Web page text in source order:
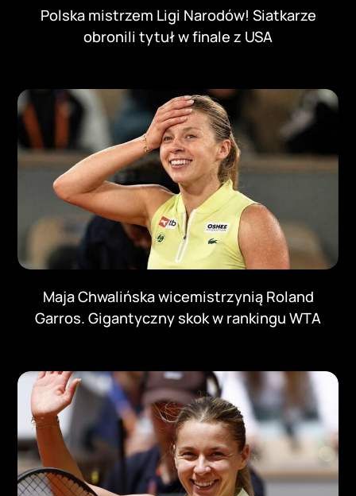
Polska mistrzem Ligi Narodów! Siatkarze
obronili tytuł w finale z USA
Maja Chwalińska wicemistrzynią Roland
Garros. Gigantyczny skok w rankingu WTA